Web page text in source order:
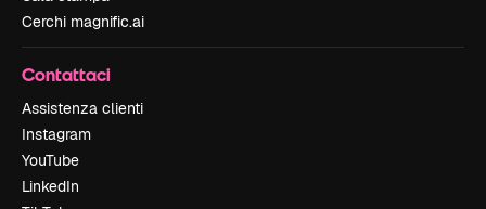
Cerchi magnific.ai
Contattaci
Assistenza clienti
Instagram
YouTube
LinkedIn